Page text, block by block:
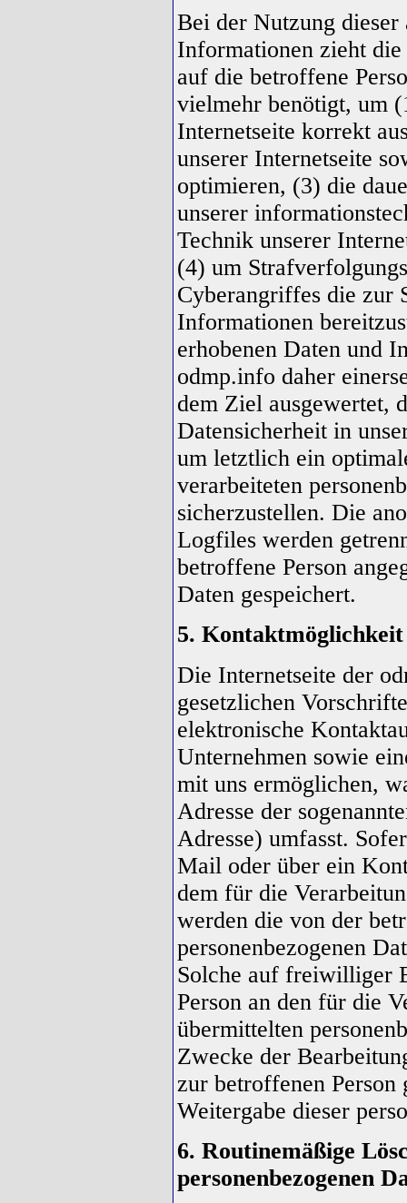
Bei der Nutzung
Informationen zieht
auf die betroffene
vielmehr benötigt, um
Internetseite korrekt
unserer Internetseite
optimieren, (3) die
unserer
Technik unserer
(4) um
Cyberangriffes die zur
Informationen
erhobenen Daten und
odmp.info daher
dem Ziel ausgewertet,
Datensicherheit in
um letztlich ein
verarbeiteten
sicherzustellen. Die
Logfiles werden
betroffene Person
Daten gespeichert.
5.
Die Internetseite der
gesetzlichen
elektronische
Unternehmen sowie
mit uns ermöglichen,
Adresse der
Adresse) umfasst.
Mail oder über ein
dem für die
werden die von der
personenbezogenen
Solche auf freiwilliger
Person an den für die
übermittelten
Zwecke der
zur betroffenen
Weitergabe dieser
6. Routinemäßige
personenbezogenen